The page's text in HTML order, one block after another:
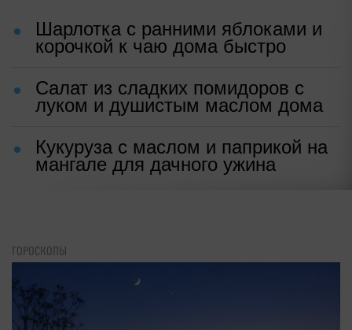
Шарлотка с ранними яблоками и
корочкой к чаю дома быстро
Салат из сладких помидоров с
луком и душистым маслом дома
Кукуруза с маслом и паприкой на
мангале для дачного ужина
ГОРОСКОПЫ